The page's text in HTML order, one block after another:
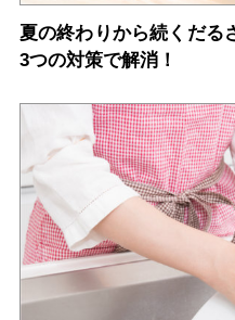
夏の終わりから続くだる
3つの対策で解消！